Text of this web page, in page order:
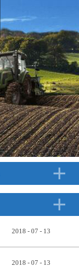
2018 - 07 - 13
2018 - 07 - 13